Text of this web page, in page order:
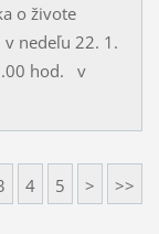
o živote
nedeľu 22. 1.
hod. v
4 5 > >>